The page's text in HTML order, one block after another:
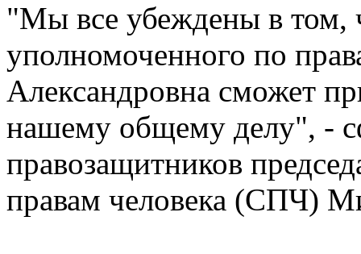
"Мы все убеждены в том,
уполномоченного по
Александровна сможет
нашему общему делу", -
правозащитников
правам человека (СПЧ)